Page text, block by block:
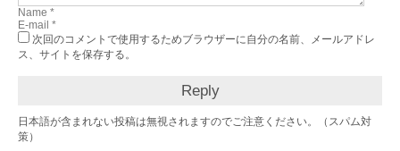
次回のコメントで使用するためブラウザーに自分の名前、メールアドレ
ス、サイトを保存する。
日本語が含まれない投稿は無視されますのでご注意ください。（スパム対
策）